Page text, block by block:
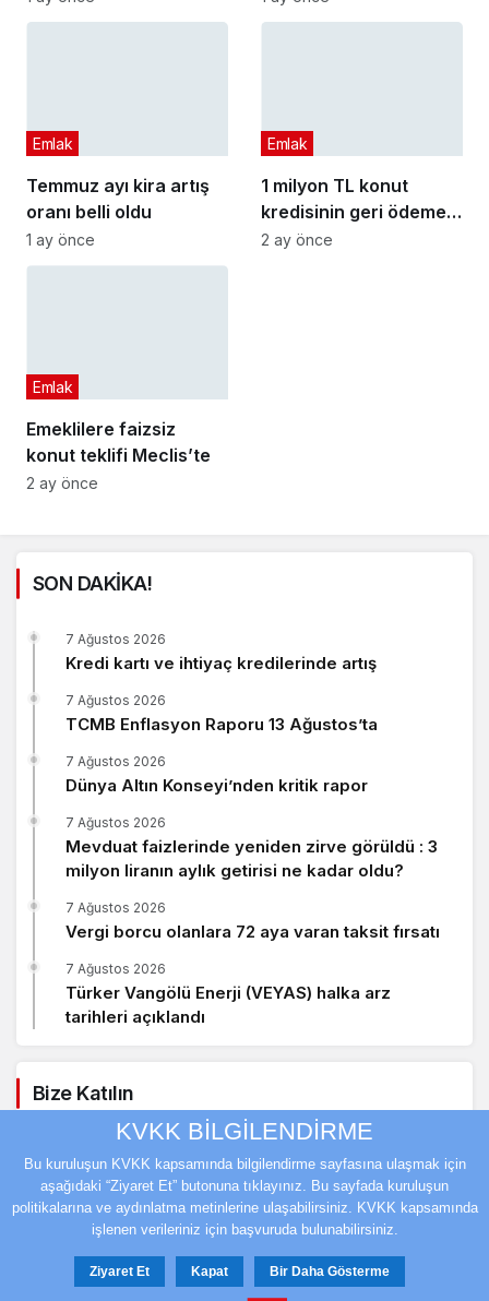
Temmuz ayı kira artış
oranı belli oldu
Emlak
1 ay önce
1 milyon TL konut
kredisinin geri ödemesi
değişti
Emlak
2 ay önce
Emeklilere faizsiz
konut teklifi Meclis’te
Emlak
2 ay önce
SON DAKİKA!
Kredi kartı ve ihtiyaç kredilerinde artış
7 Ağustos 2026
TCMB Enflasyon Raporu 13 Ağustos’ta
7 Ağustos 2026
Dünya Altın Konseyi’nden kritik rapor
7 Ağustos 2026
Mevduat faizlerinde yeniden zirve görüldü : 3
milyon liranın aylık getirisi ne kadar oldu?
7 Ağustos 2026
Vergi borcu olanlara 72 aya varan taksit fırsatı
7 Ağustos 2026
Türker Vangölü Enerji (VEYAS) halka arz
tarihleri açıklandı
7 Ağustos 2026
Bize Katılın
Youtube Instagram
KVKK BİLGİLENDİRME
Bu kuruluşun KVKK kapsamında bilgilendirme sayfasına ulaşmak için
aşağıdaki “Ziyaret Et” butonuna tıklayınız. Bu sayfada kuruluşun
politikalarına ve aydınlatma metinlerine ulaşabilirsiniz. KVKK kapsamında
işlenen verileriniz için başvuruda bulunabilirsiniz.
Ziyaret Et Kapat Bir Daha Gösterme